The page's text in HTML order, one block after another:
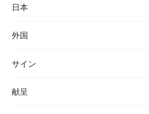
日本
外国
サイン
献呈